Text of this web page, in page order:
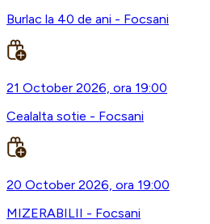
Burlac la 40 de ani - Focsani
21 October 2026, ora 19:00
Cealalta sotie - Focsani
20 October 2026, ora 19:00
MIZERABILII - Focsani